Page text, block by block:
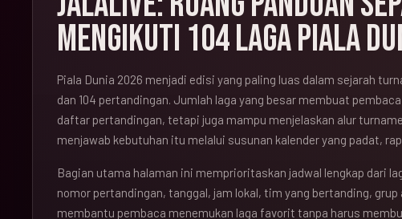
MENGIKUTI 104 LAGA PIALA
Piala Dunia 2026 menjadi edisi yang paling luas dalam sejarah
dan 104 pertandingan. Jumlah laga yang besar membuat
daftar pertandingan, tetapi juga mampu menjelaskan alur
menjawab kebutuhan itu melalui susunan kalender yang padat,
Bagian utama halaman ini memprioritaskan jadwal lengkap dari
nomor pertandingan, tanggal, jam lokal, tim yang bertanding,
membantu pembaca menemukan laga favorit tanpa harus